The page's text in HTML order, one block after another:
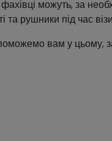
можуть, за
та рушники під час
вам у цьому,